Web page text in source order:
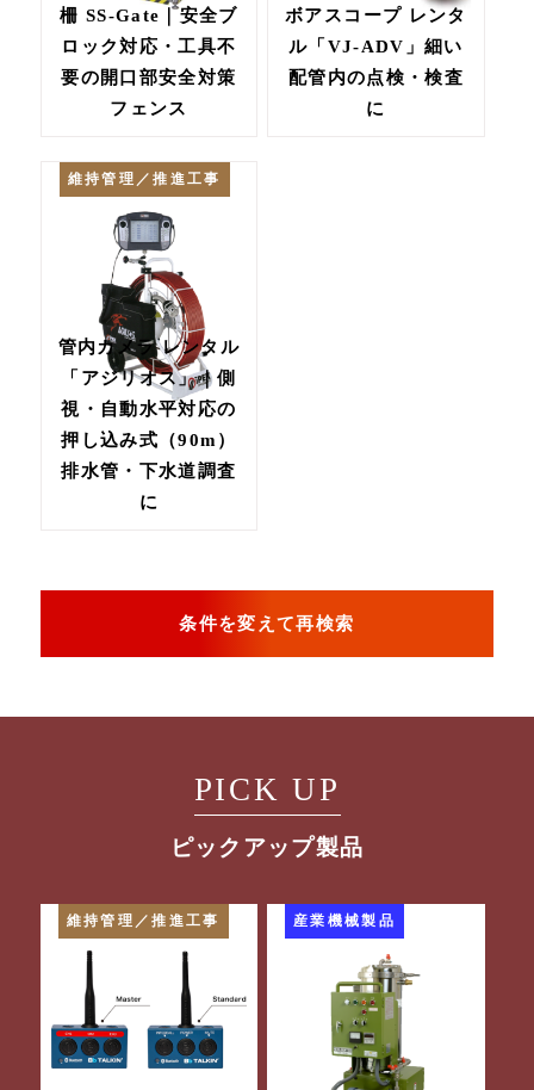
柵 SS-Gate｜安全ブ
ロック対応・工具不
要の開口部安全対策
フェンス
ボアスコープ レンタ
ル「VJ-ADV」細い
配管内の点検・検査
に
維持管理／推進工事
管内カメラ レンタル
「アジリオス」｜側
視・自動水平対応の
押し込み式（90m）
排水管・下水道調査
に
条件を変えて再検索
PICK UP
ピックアップ製品
維持管理／推進工事 産業機械製品